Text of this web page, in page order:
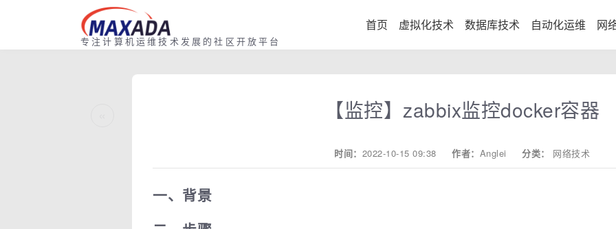
专注计算机运维技术发展的社区开放平台
首页 虚拟化技术 数据库技术 自动化运维 网
【监控】zabbix监控docker容器
时间： 2022-10-15 09:38 作者： Anglei 分类： 网络技术
一、背景